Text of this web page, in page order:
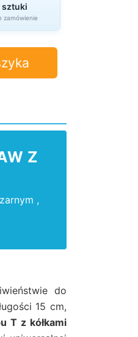
sztuki
zamówienie
Z
,
do
15 cm,
T z kółkami